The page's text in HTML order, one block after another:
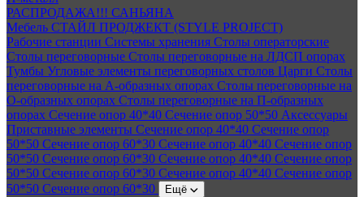
РАСПРОДАЖА!!! САНЬЯНА
Мебель СТАЙЛ ПРОДЖЕКТ (STYLE PROJECT)
Рабочие станции Системы хранения Столы операторские
Столы переговорные Столы переговорные на ЛДСП опорах
Тумбы Угловые элементы переговорных столов Царги Столы
переговорные на А-образных опорах Столы переговорные на
О-образных опорах Столы переговорные на П-образных
опорах Сечение опор 40*40 Сечение опор 50*50 Аксессуары
Приставные элементы Сечение опор 40*40 Сечение опор
50*50 Сечение опор 60*30 Сечение опор 40*40 Сечение опор
50*50 Сечение опор 60*30 Сечение опор 40*40 Сечение опор
50*50 Сечение опор 60*30 Сечение опор 40*40 Сечение опор
50*50 Сечение опор 60*30 Ещё